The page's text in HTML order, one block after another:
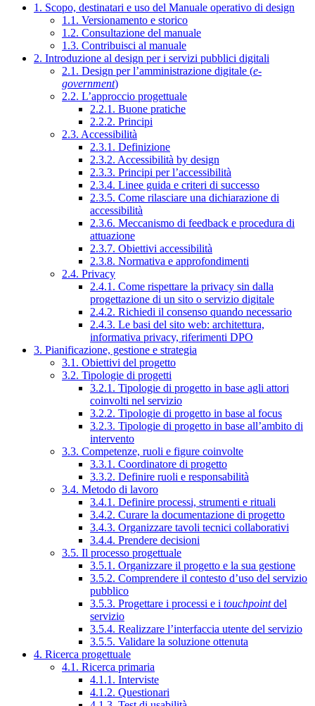
1. Scopo, destinatari e uso del Manuale operativo di design
1.1. Versionamento e storico
1.2. Consultazione del manuale
1.3. Contribuisci al manuale
2. Introduzione al design per i servizi pubblici digitali
2.1. Design per l’amministrazione digitale (e-
government)
2.2. L’approccio progettuale
2.2.1. Buone pratiche
2.2.2. Principi
2.3. Accessibilità
2.3.1. Definizione
2.3.2. Accessibilità by design
2.3.3. Principi per l’accessibilità
2.3.4. Linee guida e criteri di successo
2.3.5. Come rilasciare una dichiarazione di
accessibilità
2.3.6. Meccanismo di feedback e procedura di
attuazione
2.3.7. Obiettivi accessibilità
2.3.8. Normativa e approfondimenti
2.4. Privacy
2.4.1. Come rispettare la privacy sin dalla
progettazione di un sito o servizio digitale
2.4.2. Richiedi il consenso quando necessario
2.4.3. Le basi del sito web: architettura,
informativa privacy, riferimenti DPO
3. Pianificazione, gestione e strategia
3.1. Obiettivi del progetto
3.2. Tipologie di progetti
3.2.1. Tipologie di progetto in base agli attori
coinvolti nel servizio
3.2.2. Tipologie di progetto in base al focus
3.2.3. Tipologie di progetto in base all’ambito di
intervento
3.3. Competenze, ruoli e figure coinvolte
3.3.1. Coordinatore di progetto
3.3.2. Definire ruoli e responsabilità
3.4. Metodo di lavoro
3.4.1. Definire processi, strumenti e rituali
3.4.2. Curare la documentazione di progetto
3.4.3. Organizzare tavoli tecnici collaborativi
3.4.4. Prendere decisioni
3.5. Il processo progettuale
3.5.1. Organizzare il progetto e la sua gestione
3.5.2. Comprendere il contesto d’uso del servizio
pubblico
3.5.3. Progettare i processi e i touchpointdel
servizio
3.5.4. Realizzare l’interfaccia utente del servizio
3.5.5. Validare la soluzione ottenuta
4. Ricerca progettuale
4.1. Ricerca primaria
4.1.1. Interviste
4.1.2. Questionari